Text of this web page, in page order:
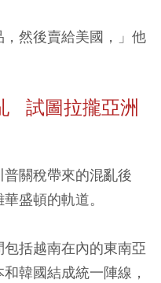
，然後賣給美國，」他
試圖拉攏亞洲
關稅帶來的混亂後
盛頓的軌道。
括越南在內的東南亞
韓國結成統一陣線，